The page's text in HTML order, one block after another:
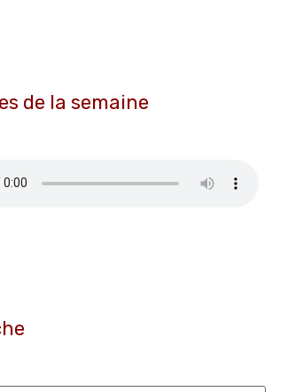
de la semaine